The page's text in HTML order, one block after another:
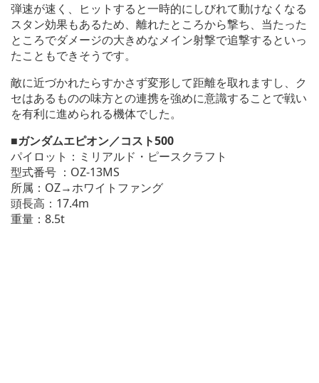
弾速が速く、ヒットすると一時的にしびれて動けなくなる
スタン効果もあるため、離れたところから撃ち、当たった
ところでダメージの大きめなメイン射撃で追撃するといっ
たこともできそうです。
敵に近づかれたらすかさず変形して距離を取れますし、ク
セはあるものの味方との連携を強めに意識することで戦い
を有利に進められる機体でした。
■ガンダムエピオン／コスト500
パイロット：ミリアルド・ピースクラフト
型式番号 ：OZ-13MS
所属：OZ→ホワイトファング
頭長高：17.4m
重量：8.5t